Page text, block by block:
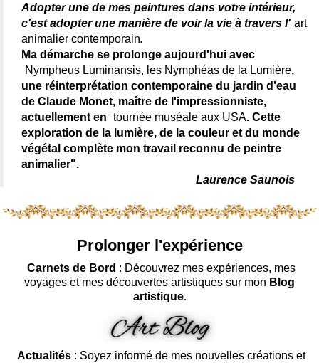
Adopter une de mes peintures dans votre intérieur,
c'est adopter une manière de voir la vie à travers l' art
animalier contemporain.
Ma démarche se prolonge aujourd'hui avec
Nympheus Luminansis, les Nymphéas de la Lumière,
une réinterprétation contemporaine du jardin d'eau
de Claude Monet, maître de l'impressionniste,
actuellement en tournée muséale aux USA. Cette
exploration de la lumière, de la couleur et du monde
végétal complète mon travail reconnu de peintre
animalier".
Laurence Saunois
Prolonger l'expérience
Carnets de Bord : Découvrez mes expériences, mes
voyages et mes découvertes artistiques sur mon Blog
artistique.
Actualités : Soyez informé de mes nouvelles créations et